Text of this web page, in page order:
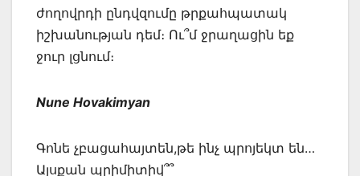
ժողովրդի ընդվզումը թրքահպատակ
իշխանության դեմ։ Ու՞մ ջրաղացին եք
ջուր լցնում։
Nune Hovakimyan
Գոնե չբացահայտեն,թե ինչ պրոյեկտ են…
Այսքան պրիմիտիվ՞՞